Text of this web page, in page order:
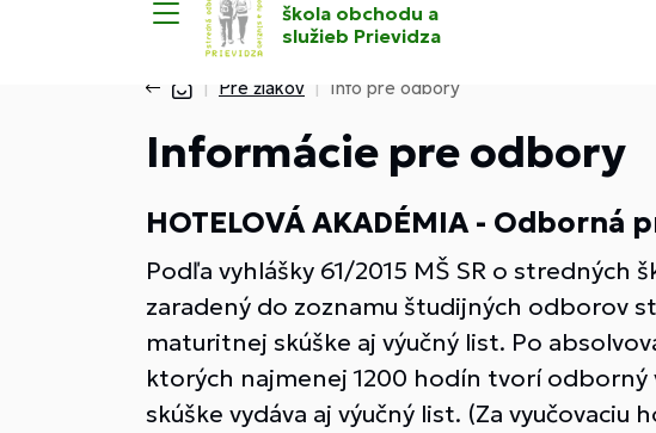
škola obchodu a
služieb Prievidza
Pre žiakov Info pre odbory
Informácie pre odbory
HOTELOVÁ AKADÉMIA - Odborná
Podľa vyhlášky 61/2015 MŠ SR o
zaradený do zoznamu študijných odborov
maturitnej skúške aj výučný list. Po
ktorých najmenej 1200 hodín tvorí odborný
skúške vydáva aj výučný list. (Za